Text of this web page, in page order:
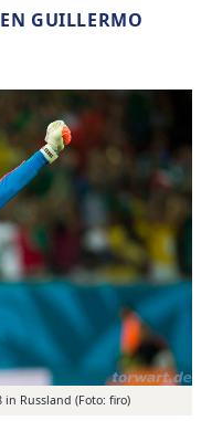
GUILLERMO
Russland (Foto: firo)